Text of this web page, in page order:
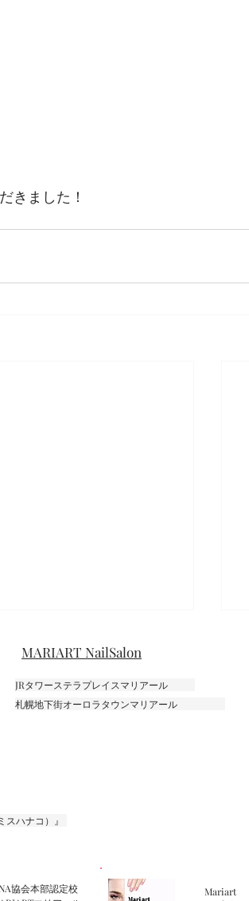
きました！
ラワー
MARIART NailSalon
JRタワーステラプレイスマリアール
札幌地下街オーロラタウンマリアール
ハナコ）』
協会本部認定校
Mariart